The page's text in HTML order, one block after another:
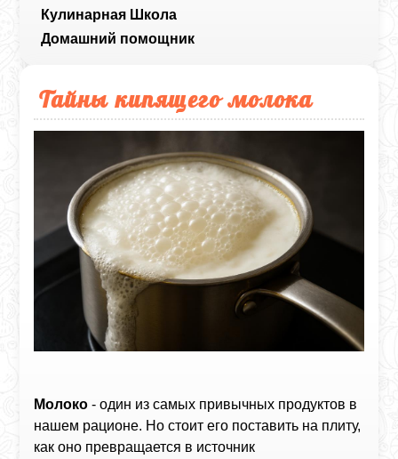
Кулинарная Школа
Домашний помощник
Тайны кипящего молока
Молоко - один из самых привычных продуктов в
нашем рационе. Но стоит его поставить на плиту,
как оно превращается в источник